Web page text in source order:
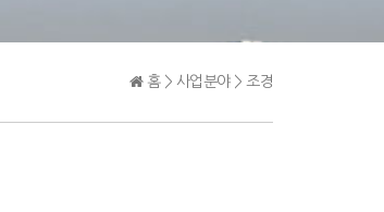
홈 > 사업분야 > 조경